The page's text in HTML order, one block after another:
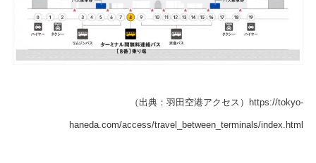
（出典：羽田空港アクセス）https://tokyo-
haneda.com/access/travel_between_terminals/index.html